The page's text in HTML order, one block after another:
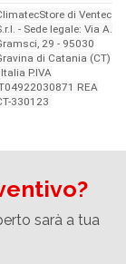
di Ventec
- Sede legale: Via A.
29 - 95030
di Catania (CT)
P.IVA
REA
330123
sarà a tua